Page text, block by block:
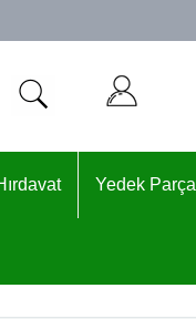
Yedek Parça